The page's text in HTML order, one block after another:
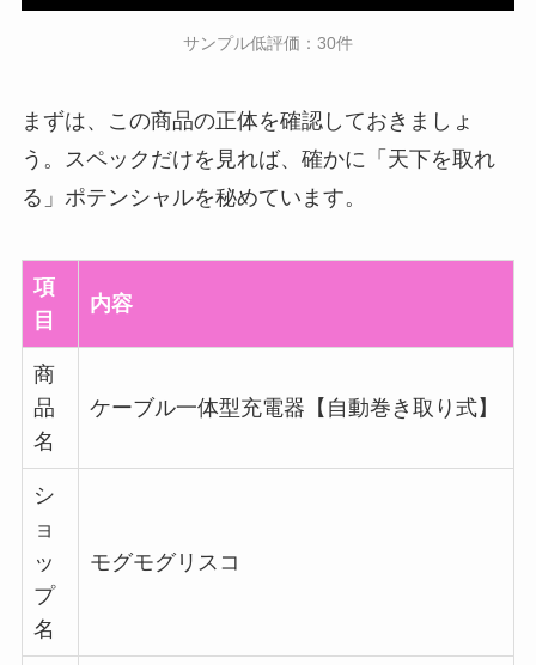
サンプル低評価：30件
まずは、この商品の正体を確認しておきましょ
う。スペックだけを見れば、確かに「天下を取れ
る」ポテンシャルを秘めています。
項
目
内容
商
品
名
ケーブル一体型充電器【自動巻き取り式】
シ
ョ
ッ
プ
名
モグモグリスコ